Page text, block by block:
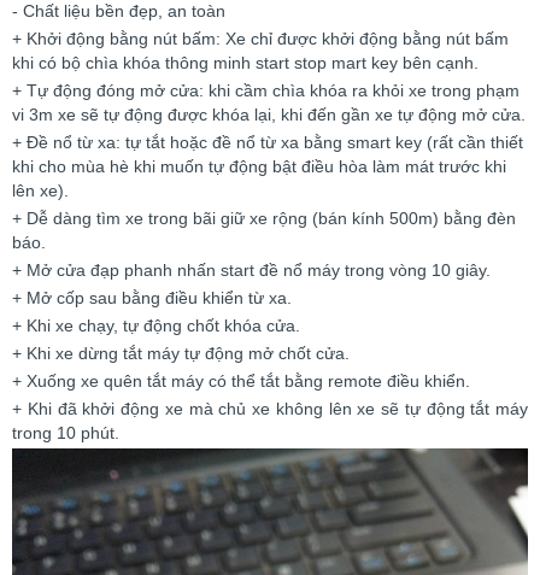
- Chất liệu bền đẹp, an toàn
+ Khởi động bằng nút bấm: Xe chỉ được khởi động bằng nút bấm
khi có bộ chìa khóa thông minh start stop mart key bên cạnh.
+ Tự động đóng mở cửa: khi cầm chìa khóa ra khỏi xe trong phạm
vi 3m xe sẽ tự động được khóa lại, khi đến gần xe tự động mở cửa.
+ Đề nổ từ xa: tự tắt hoặc đề nổ từ xa bằng smart key (rất cần thiết
khi cho mùa hè khi muốn tự động bật điều hòa làm mát trước khi
lên xe).
+ Dễ dàng tìm xe trong bãi giữ xe rộng (bán kính 500m) bằng đèn
báo.
+ Mở cửa đạp phanh nhấn start đề nổ máy trong vòng 10 giây.
+ Mở cốp sau bằng điều khiển từ xa.
+ Khi xe chạy, tự động chốt khóa cửa.
+ Khi xe dừng tắt máy tự động mở chốt cửa.
+ Xuống xe quên tắt máy có thể tắt bằng remote điều khiển.
+ Khi đã khởi động xe mà chủ xe không lên xe sẽ tự động tắt máy
trong 10 phút.